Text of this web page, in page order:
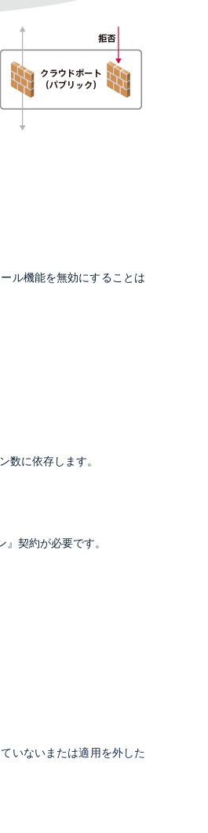
ル機能を無効にすることは
数に依存します。
契約が必要です。
いないまたは適用を外した